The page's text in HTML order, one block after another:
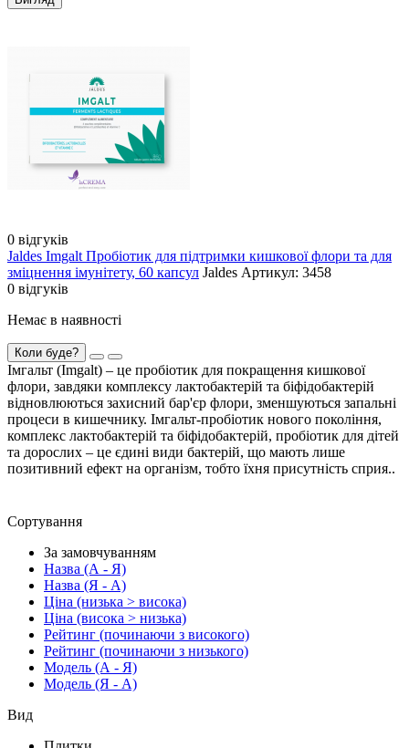
0 відгуків
Jaldes Imgalt Пробіотик для підтримки кишкової флори та для
зміцнення імунітету, 60 капсул Jaldes Артикул: 3458
0 відгуків
Немає в наявності
Коли буде?
Імгальт (Imgalt) – це пробіотик для покращення кишкової
флори, завдяки комплексу лактобактерій та біфідобактерій
відновлюються захисний бар'єр флори, зменшуються запальні
процеси в кишечнику. Імгальт-пробіотик нового покоління,
комплекс лактобактерій та біфідобактерій, пробіотик для дітей
та дорослих – це єдині види бактерій, що мають лише
позитивний ефект на організм, тобто їхня присутність сприя..
Сортування
За замовчуванням
Назва (А - Я)
Назва (Я - А)
Ціна (низька > висока)
Ціна (висока > низька)
Рейтинг (починаючи з високого)
Рейтинг (починаючи з низького)
Модель (А - Я)
Модель (Я - А)
Вид